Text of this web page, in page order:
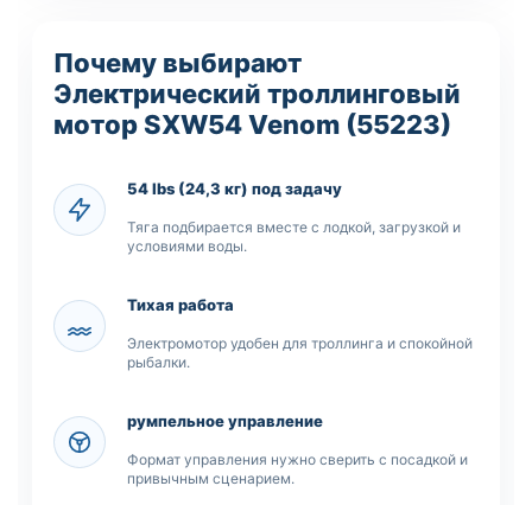
Почему выбирают
Электрический троллинговый
мотор SXW54 Venom (55223)
54 lbs (24,3 кг) под задачу
Тяга подбирается вместе с лодкой, загрузкой и
условиями воды.
Тихая работа
Электромотор удобен для троллинга и спокойной
рыбалки.
румпельное управление
Формат управления нужно сверить с посадкой и
привычным сценарием.